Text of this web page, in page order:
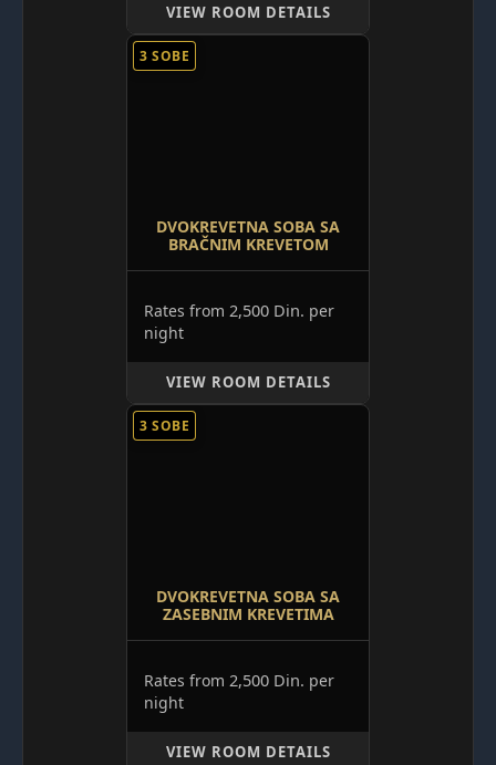
VIEW ROOM DETAILS
3 SOBE
DVOKREVETNA SOBA SA
BRAČNIM KREVETOM
Rates from 2,500 Din. per
night
VIEW ROOM DETAILS
3 SOBE
DVOKREVETNA SOBA SA
ZASEBNIM KREVETIMA
Rates from 2,500 Din. per
night
VIEW ROOM DETAILS